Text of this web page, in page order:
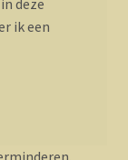
ik een